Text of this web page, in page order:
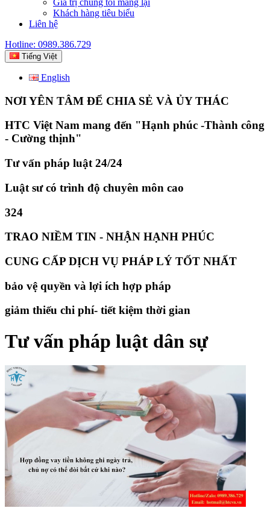
Giá trị chúng tôi mang lại
Khách hàng tiêu biểu
Liên hệ
Hotline: 0989.386.729
Tiếng Việt
English
NƠI YÊN TÂM ĐỂ CHIA SẺ VÀ ỦY THÁC
HTC Việt Nam mang đến "Hạnh phúc -Thành công
- Cường thịnh"
Tư vấn pháp luật 24/24
Luật sư có trình độ chuyên môn cao
324
TRAO NIỀM TIN - NHẬN HẠNH PHÚC
CUNG CẤP DỊCH VỤ PHÁP LÝ TỐT NHẤT
bảo vệ quyền và lợi ích hợp pháp
giảm thiếu chi phí- tiết kiệm thời gian
Tư vấn pháp luật dân sự